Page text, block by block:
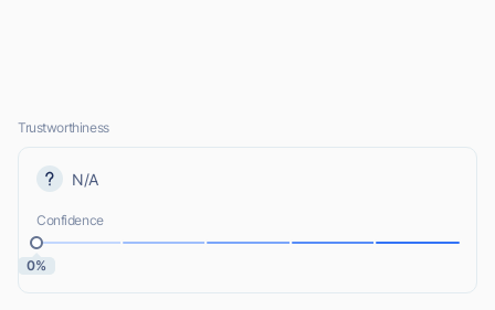
Trustworthiness
N/A
Confidence
0%